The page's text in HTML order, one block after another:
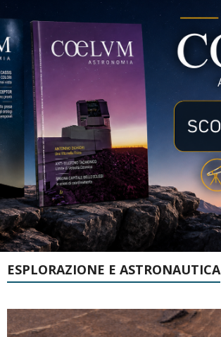
ESPLORAZIONE E ASTRONAUTICA